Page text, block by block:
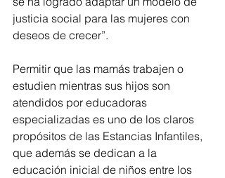
justicia social para las mujeres con
deseos de crecer”.
Permitir que las mamás trabajen o
estudien mientras sus hijos son
atendidos por educadoras
especializadas es uno de los claros
propósitos de las Estancias Infantiles,
que además se dedican a la
educación inicial de niños entre los